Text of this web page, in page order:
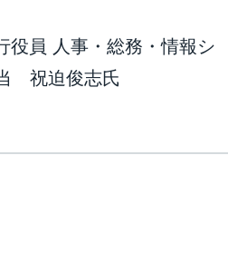
役員 人事・総務・情報シ
祝迫俊志氏